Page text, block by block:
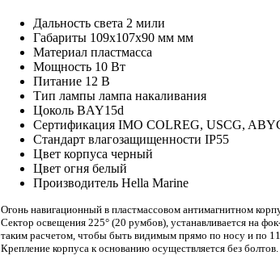
Дальность света 2 мили
Габариты 109х107х90 мм мм
Материал пластмасса
Мощность 10 Вт
Питание 12 В
Тип лампы лампа накаливания
Цоколь BAY15d
Сертификация IMO COLREG, USCG,
Стандарт влагозащищенности IP55
Цвет корпуса черный
Цвет огня белый
Производитель Hella Marine
Огонь навигационный в пластмассовом антимагнитном
Сектор освещения 225° (20 румбов), устанавливается на
таким расчетом, чтобы быть видимым прямо по носу и по
Крепление корпуса к основанию осуществляется без болтов.